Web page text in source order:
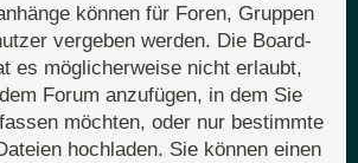
können für Foren, Gruppen
vergeben werden. Die Board-
es möglicherweise nicht erlaubt,
Forum anzufügen, in dem Sie
möchten, oder nur bestimmte
hochladen. Sie können einen